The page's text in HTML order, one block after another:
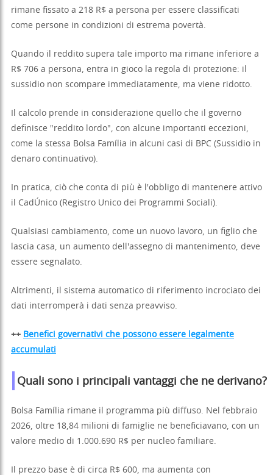
rimane fissato a 218 R$ a persona per essere classificati
come persone in condizioni di estrema povertà.
Quando il reddito supera tale importo ma rimane inferiore a
R$ 706 a persona, entra in gioco la regola di protezione: il
sussidio non scompare immediatamente, ma viene ridotto.
Il calcolo prende in considerazione quello che il governo
definisce "reddito lordo", con alcune importanti eccezioni,
come la stessa Bolsa Família in alcuni casi di BPC (Sussidio in
denaro continuativo).
In pratica, ciò che conta di più è l'obbligo di mantenere attivo
il CadÚnico (Registro Unico dei Programmi Sociali).
Qualsiasi cambiamento, come un nuovo lavoro, un figlio che
lascia casa, un aumento dell'assegno di mantenimento, deve
essere segnalato.
Altrimenti, il sistema automatico di riferimento incrociato dei
dati interromperà i dati senza preavviso.
++ Benefici governativi che possono essere legalmente
accumulati
Quali sono i principali vantaggi che ne derivano?
Bolsa Família rimane il programma più diffuso. Nel febbraio
2026, oltre 18,84 milioni di famiglie ne beneficiavano, con un
valore medio di 1.000.690 R$ per nucleo familiare.
Il prezzo base è di circa R$ 600, ma aumenta con